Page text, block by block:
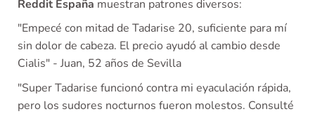
Reddit España muestran patrones diversos:
"Empecé con mitad de Tadarise 20, suficiente para mí
sin dolor de cabeza. El precio ayudó al cambio desde
Cialis" - Juan, 52 años de Sevilla
"Super Tadarise funcionó contra mi eyaculación rápida,
pero los sudores nocturnos fueron molestos. Consulté